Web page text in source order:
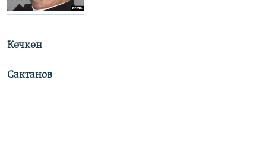
Көчкөн
Сактанов